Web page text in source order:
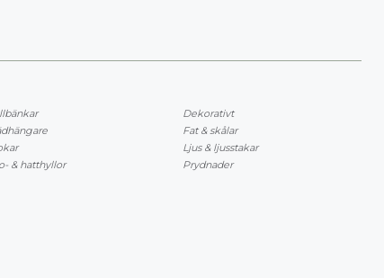
& hatthyllor
Dekorativt
Fat & skålar
Ljus & ljusstakar
Prydnader